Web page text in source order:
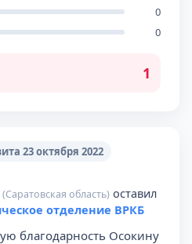
0
0
1
23 октября 2022
(Саратовская область) оставил
отделение ВРКБ
благодарность Осокину